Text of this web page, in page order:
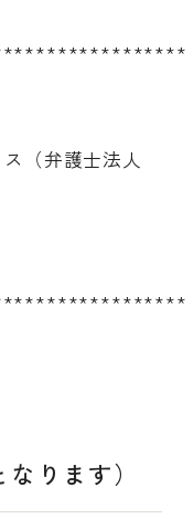
（弁護士法人
ります）